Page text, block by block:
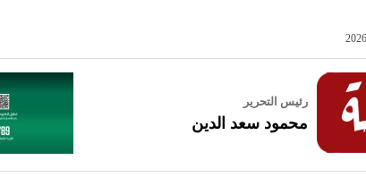
رئيس التحرير
محمود سعد الدين